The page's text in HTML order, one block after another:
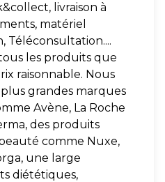
livraison à
matériel
Téléconsultation....
les produits que
raisonnable. Nous
grandes marques
Avène, La Roche
des produits
comme Nuxe,
une large
diététiques,